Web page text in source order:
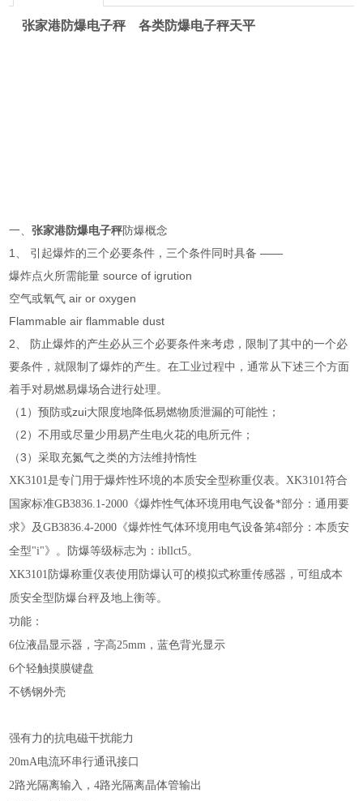
张家港防爆电子秤 各类防爆电子秤天平
一、张家港防爆电子秤防爆概念
1、 引起爆炸的三个必要条件，三个条件同时具备 ——
爆炸点火所需能量 source of igrution
空气或氧气 air or oxygen
Flammable air flammable dust
2、 防止爆炸的产生必从三个必要条件来考虑，限制了其中的一个必
要条件，就限制了爆炸的产生。在工业过程中，通常从下述三个方面
着手对易燃易爆场合进行处理。
（1）预防或zui大限度地降低易燃物质泄漏的可能性；
（2）不用或尽量少用易产生电火花的电所元件；
（3）采取充氮气之类的方法维持惰性
XK3101是专门用于爆炸性环境的本质安全型称重仪表。XK3101符合
国家标准GB3836.1-2000《爆炸性气体环境用电气设备*部分：通用要
求》及GB3836.4-2000《爆炸性气体环境用电气设备第4部分：本质安
全型"i"》。防爆等级标志为：ibllct5。
XK3101防爆称重仪表使用防爆认可的模拟式称重传感器，可组成本
质安全型防爆台秤及地上衡等。
功能：
6位液晶显示器，字高25mm，蓝色背光显示
6个轻触摸膜键盘
不锈钢外壳
强有力的抗电磁干扰能力
20mA电流环串行通讯接口
2路光隔离输入，4路光隔离晶体管输出